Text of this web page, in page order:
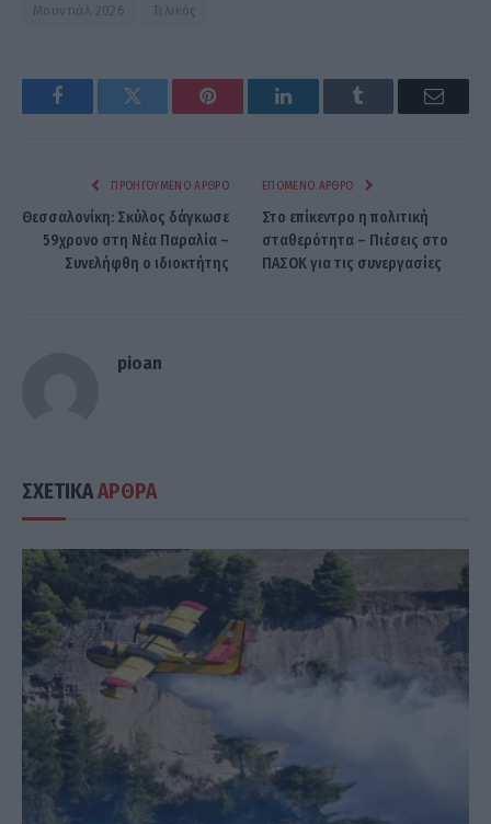
Μουντιάλ 2026 Τελικός
FacebookTwitter Pinterest LinkedInTumblr Email
ΠΡΟΗΓΟΎΜΕΝΟ ΆΡΘΡΟ
Θεσσαλονίκη: Σκύλος δάγκωσε
59χρονο στη Νέα Παραλία –
Συνελήφθη ο ιδιοκτήτης
ΕΠΌΜΕΝΟ ΆΡΘΡΟ
Στο επίκεντρο η πολιτική
σταθερότητα – Πιέσεις στο
ΠΑΣΟΚ για τις συνεργασίες
pioan
ΣΧΕΤΙΚΑΑΡΘΡΑ